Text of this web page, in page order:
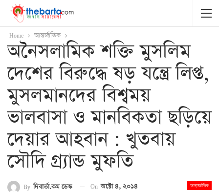
Home আন্তর্জাতিক
অনৈসলামিক শক্তি মুসলিম
দেশের বিরুদ্ধে ষড় যন্ত্রে লিপ্ত,
মুসলমানদের বিশ্বময়
ভালবাসা ও মানবিকতা ছড়িয়ে
দেয়ার আহবান : খুতবায়
সৌদি গ্র্যান্ড মুফতি
আন্তর্জাতিক
By দিবার্তা.কম ডেস্ক On অক্টো ৪, ২০১৪